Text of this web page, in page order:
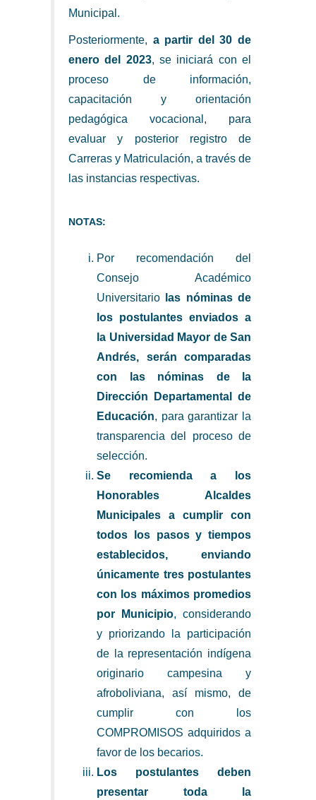
Municipal.
Posteriormente, a partir del 30 de
enero del 2023, se iniciará con el
proceso de información,
capacitación y orientación
pedagógica vocacional, para
evaluar y posterior registro de
Carreras y Matriculación, a través de
las instancias respectivas.
NOTAS:
Por recomendación del
Consejo Académico
Universitario
las nóminas de
los postulantes enviados a
la Universidad Mayor de San
Andrés, serán comparadas
con las nóminas de la
Dirección Departamental de
Educación, para garantizar la
transparencia del proceso de
selección.
Se recomienda a los
Honorables Alcaldes
Municipales a cumplir con
todos los pasos y tiempos
establecidos, enviando
únicamente tres postulantes
con los máximos promedios
por Municipio, considerando
y priorizando la participación
de la representación indígena
originario campesina y
afroboliviana, así mismo, de
cumplir con los
COMPROMISOS adquiridos a
favor de los becarios.
Los postulantes deben
presentar toda la